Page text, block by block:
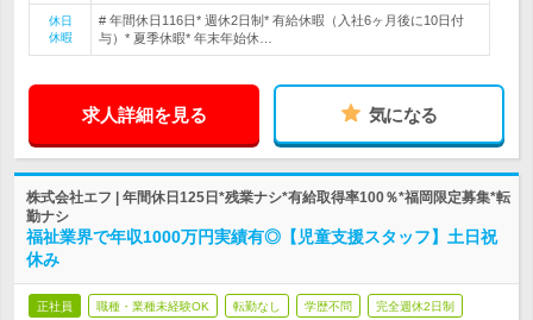
休日
休暇
# 年間休日116日* 週休2日制* 有給休暇（入社6ヶ月後に10日付
与）* 夏季休暇* 年末年始休…
求人詳細を見る 気になる
株式会社エフ | 年間休日125日*残業ナシ*有給取得率100％*福岡限定募集*転
勤ナシ
福祉業界で年収1000万円実績有◎【児童支援スタッフ】土日祝
休み
正社員 職種・業種未経験OK 転勤なし 学歴不問 完全週休2日制